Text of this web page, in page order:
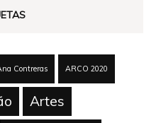
Contreras ARCO 2020
Artes